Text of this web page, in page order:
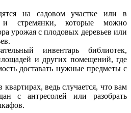
на садовом участке или в
и стремянки, которые можно
урожая с плодовых деревьев или
инвентарь библиотек,
и других помещений, где
доставать нужные предметы с
ведь случается, что вам
с антресолей или разобрать